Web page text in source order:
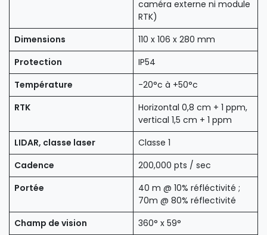
caméra externe ni module
RTK)
Dimensions
110 x 106 x 280 mm
Protection
IP54
Température
-20°c à +50°c
RTK
Horizontal 0,8 cm + 1 ppm,
vertical 1,5 cm + 1 ppm
LIDAR, classe laser
Classe 1
Cadence
200,000 pts / sec
Portée
40 m @ 10% réfléctivité ;
70m @ 80% réflectivité
Champ de vision
360° x 59°